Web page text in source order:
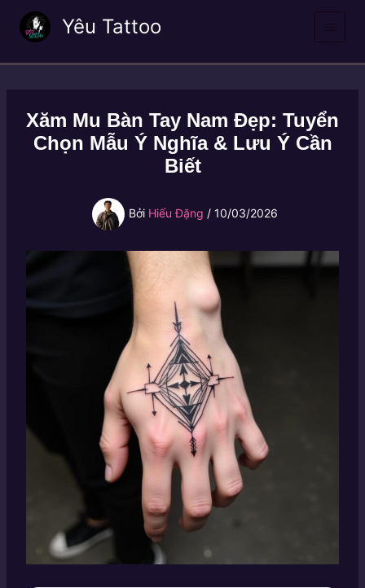
dung
Yêu Tattoo
Xăm Mu Bàn Tay Nam Đẹp: Tuyển
Chọn Mẫu Ý Nghĩa & Lưu Ý Cần
Biết
Bởi Hiếu Đặng / 10/03/2026